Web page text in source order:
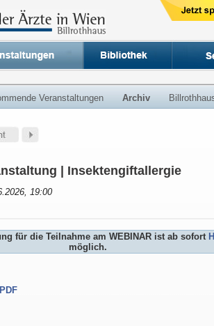
Veranstaltungen Archiv
| Insektengiftallergie
19:00
für die Teilnahme am WEBINAR ist ab sofort
möglich.